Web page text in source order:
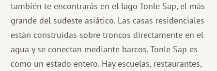
también te encontrarás en el lago Tonle Sap, el más
grande del sudeste asiático. Las casas residenciales
están construidas sobre troncos directamente en el
agua y se conectan mediante barcos. Tonle Sap es
como un estado entero. Hay escuelas, restaurantes,